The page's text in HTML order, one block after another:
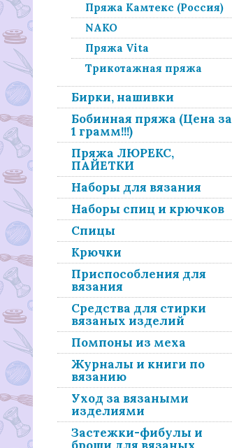
Пряжа Камтекс (Россия)
NAKO
Пряжа Vita
Трикотажная пряжа
Бирки, нашивки
Бобинная пряжа (Цена за
1 грамм!!!)
Пряжа ЛЮРЕКС,
ПАЙЕТКИ
Наборы для вязания
Наборы спиц и крючков
Спицы
Крючки
Приспособления для
вязания
Средства для стирки
вязаных изделий
Помпоны из меха
Журналы и книги по
вязанию
Уход за вязаными
изделиями
Застежки-фибулы и